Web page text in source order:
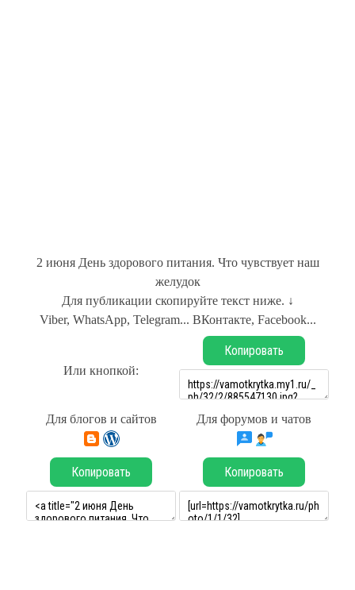
2 июня День здорового питания. Что чувствует наш
желудок
Для публикации скопируйте текст ниже. ↓
Viber, WhatsApp, Telegram... ВКонтакте, Facebook...
Или кнопкой:
Копировать
Для блогов и сайтов Для форумов и чатов
Копировать Копировать